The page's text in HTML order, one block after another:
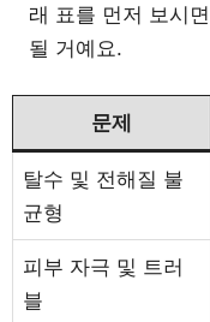
래 표를 먼저 보시
될 거예요.
문제
탈수 및 전해질 불
균형
피부 자극 및 트러
블